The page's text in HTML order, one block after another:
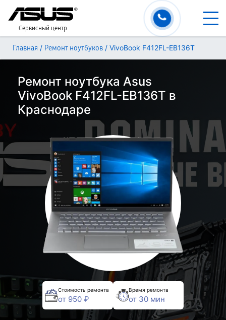
Сервисный центр
Главная / Ремонт ноутбуков / VivoBook F412FL-EB136T
Ремонт ноутбука Asus
VivoBook F412FL-EB136T в
Краснодаре
Стоимость ремонта
от 950 ₽
Время ремонта
от 30 мин